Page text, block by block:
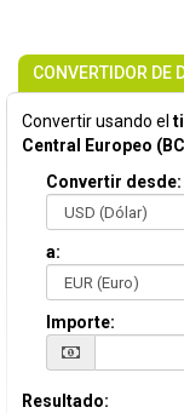
CONVERTIDOR DE
Convertir usando el
Central Europeo
Convertir desde:
a:
Importe:
Resultado: